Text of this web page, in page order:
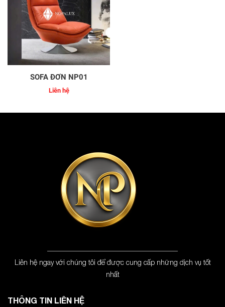
SOFA ĐƠN NP01
Liên hệ
Liên hệ ngay với chúng tôi để được cung cấp những dịch vụ tốt
nhất
THÔNG TIN LIÊN HỆ